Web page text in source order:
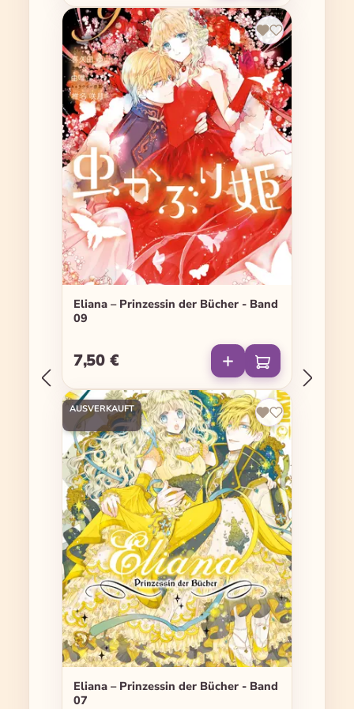
Eliana – Prinzessin der Bücher - Band
09
Regulärer Preis:
7,50 €
AUSVERKAUFT
Eliana – Prinzessin der Bücher - Band
07